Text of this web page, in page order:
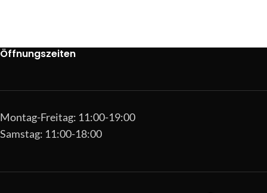
Öffnungszeiten
Montag-Freitag: 11:00-19:00
Samstag: 11:00-18:00